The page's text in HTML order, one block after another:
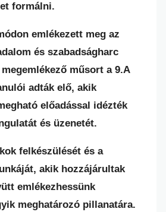
formálni.
emlékezett meg az
és szabadságharc
műsort a 9.A
adták elő, akik
előadással idézték
és üzenetét.
felkészülését és a
akik hozzájárultak
emlékezhessünk
meghatározó pillanatára.